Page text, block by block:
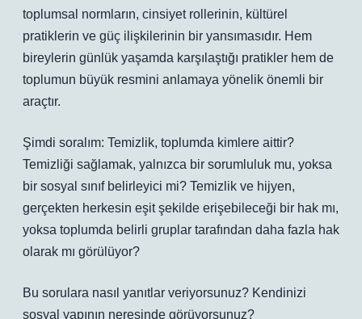
toplumsal normların, cinsiyet rollerinin, kültürel
pratiklerin ve güç ilişkilerinin bir yansımasıdır. Hem
bireylerin günlük yaşamda karşılaştığı pratikler hem de
toplumun büyük resmini anlamaya yönelik önemli bir
araçtır.
Şimdi soralım: Temizlik, toplumda kimlere aittir?
Temizliği sağlamak, yalnızca bir sorumluluk mu, yoksa
bir sosyal sınıf belirleyici mi? Temizlik ve hijyen,
gerçekten herkesin eşit şekilde erişebileceği bir hak mı,
yoksa toplumda belirli gruplar tarafından daha fazla hak
olarak mı görülüyor?
Bu sorulara nasıl yanıtlar veriyorsunuz? Kendinizi
sosyal yapının neresinde görüyorsunuz?